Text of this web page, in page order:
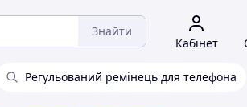
Знайти
Кабінет
Регульований ремінець для телефона